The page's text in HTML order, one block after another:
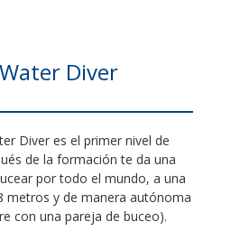
Diver
Diver es el primer nivel de
de la formación te da una
por todo el mundo, a una
metros y de manera autónoma
con una pareja de buceo).